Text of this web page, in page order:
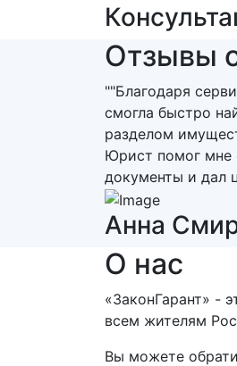
Отзывы
""Благодаря
смогла быстро
разделом
Юрист помог мне
документы и дал
Анна
О нас
«ЗаконГарант» -
всем жителям
Вы можете